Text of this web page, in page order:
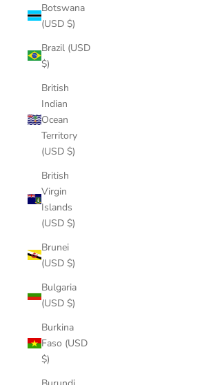
Botswana
(USD $)
Brazil (USD
$)
British
Indian
Ocean
Territory
(USD $)
British
Virgin
Islands
(USD $)
Brunei
(USD $)
Bulgaria
(USD $)
Burkina
Faso (USD
$)